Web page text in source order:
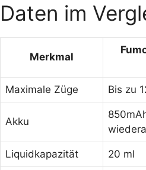
Daten im
Merkmal
Maximale Züge Bis zu
Akku
Liquidkapazität 20 ml